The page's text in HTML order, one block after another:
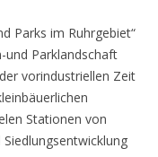
Parks im Ruhrgebiet“
und Parklandschaft
vorindustriellen Zeit
Stationen von